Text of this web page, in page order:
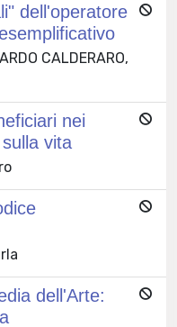
dell'operatore
CALDERARO,
nei
vita
dell'Arte: